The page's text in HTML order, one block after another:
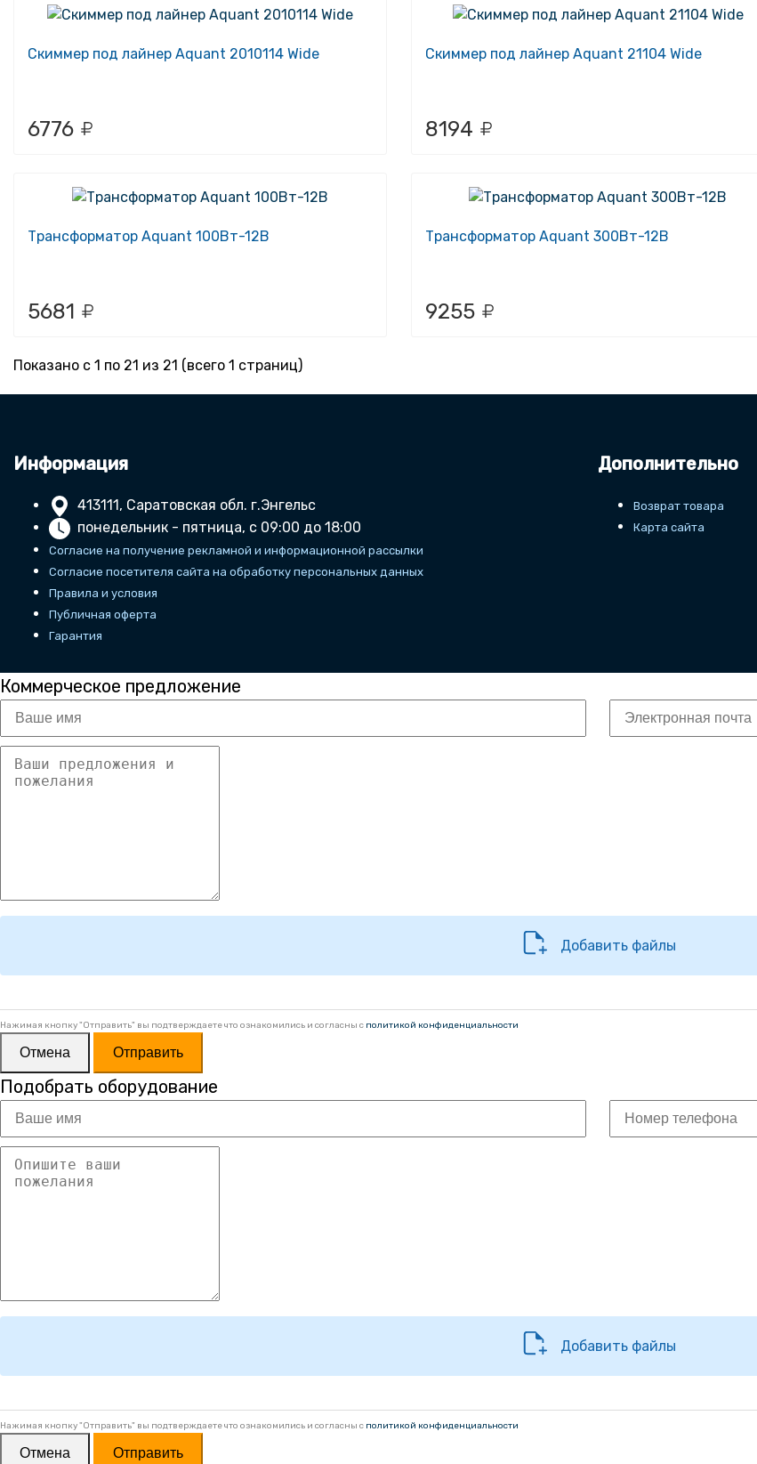
Скиммер под лайнер Aquant 2010114 Wide
6776
Скиммер под лайнер Aquant 21104 Wide
8194
Трансформатор Aquant 100Вт-12В
5681
Трансформатор Aquant 300Вт-12В
9255
Показано с 1 по 21 из 21 (всего 1 страниц)
Информация
413111, Саратовская обл. г.Энгельс
понедельник - пятница, с 09:00 до 18:00
Согласие на получение рекламной и информационной рассылки
Согласие посетителя сайта на обработку персональных данных
Правила и условия
Публичная оферта
Гарантия
Дополнительно
Возврат товара
Карта сайта
Коммерческое предложение
Добавить файлы
Нажимая кнопку "Отправить" вы подтверждаете что ознакомились и согласны с политикой конфиденциальности
Отмена Отправить
Подобрать оборудование
Добавить файлы
Нажимая кнопку "Отправить" вы подтверждаете что ознакомились и согласны с политикой конфиденциальности
Отмена Отправить